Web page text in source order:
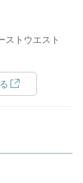
ストウエスト